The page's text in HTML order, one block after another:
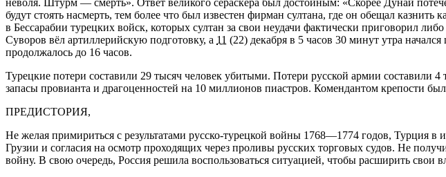
неволя. Штурм — смерть». Ответ великого сераскера был достойным: «Скорее Дунай
будут стоять насмерть, тем более что был известен фирман султана, где он обещал
в Бессарабии турецких войск, которых султан за свои неудачи фактически приговорил
Суворов вёл артиллерийскую подготовку, а 11 (22) декабря в 5 часов 30 минут утра
продолжалось до 16 часов.
Турецкие потери составили 29 тысяч человек убитыми. Потери русской армии
запасы провианта и драгоценностей на 10 миллионов пиастров. Комендантом крепости
ПРЕДИСТОРИЯ,
Не желая примириться с результатами русско-турецкой войны 1768—1774 годов, Турция в
Грузии и согласия на осмотр проходящих через проливы русских торговых судов. Не
войну. В свою очередь, Россия решила воспользоваться ситуацией, чтобы расширить